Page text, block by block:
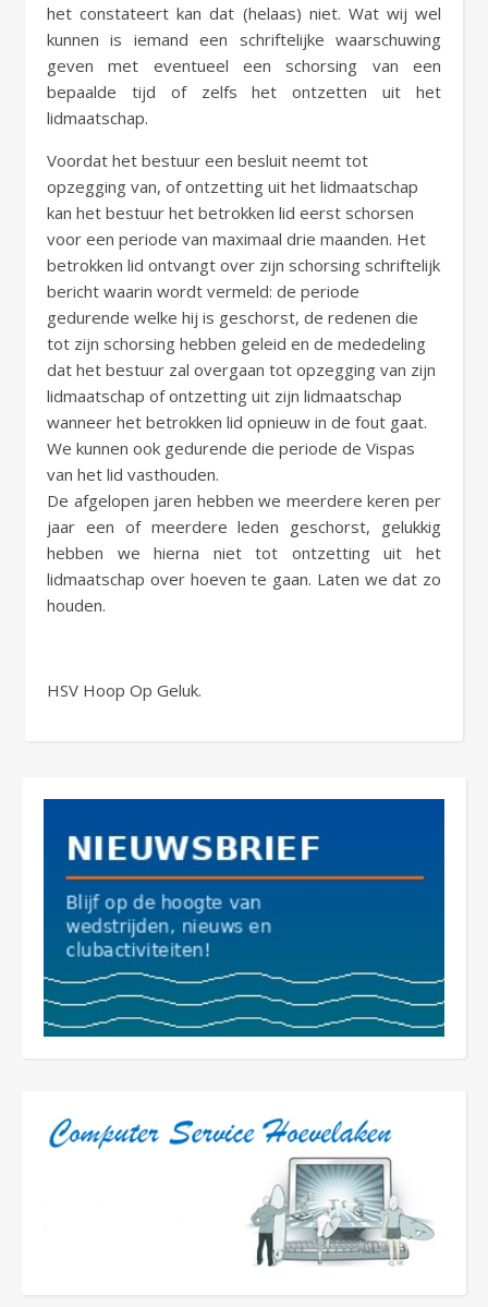
het constateert kan dat (helaas) niet. Wat wij wel
kunnen is iemand een schriftelijke waarschuwing
geven met eventueel een schorsing van een
bepaalde tijd of zelfs het ontzetten uit het
lidmaatschap.
Voordat het bestuur een besluit neemt tot
opzegging van, of ontzetting uit het lidmaatschap
kan het bestuur het betrokken lid eerst schorsen
voor een periode van maximaal drie maanden. Het
betrokken lid ontvangt over zijn schorsing schriftelijk
bericht waarin wordt vermeld: de periode
gedurende welke hij is geschorst, de redenen die
tot zijn schorsing hebben geleid en de mededeling
dat het bestuur zal overgaan tot opzegging van zijn
lidmaatschap of ontzetting uit zijn lidmaatschap
wanneer het betrokken lid opnieuw in de fout gaat.
We kunnen ook gedurende die periode de Vispas
van het lid vasthouden.
De afgelopen jaren hebben we meerdere keren per
jaar een of meerdere leden geschorst, gelukkig
hebben we hierna niet tot ontzetting uit het
lidmaatschap over hoeven te gaan. Laten we dat zo
houden.
HSV Hoop Op Geluk.